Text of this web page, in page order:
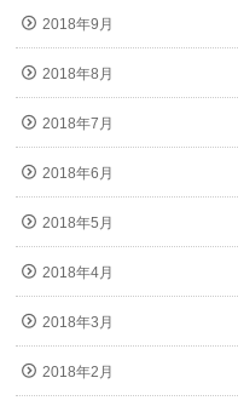
2018年9月
2018年8月
2018年7月
2018年6月
2018年5月
2018年4月
2018年3月
2018年2月